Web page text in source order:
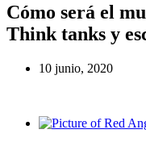
Cómo será el
Think tanks y
10 junio, 2020